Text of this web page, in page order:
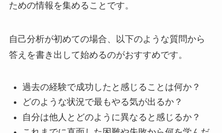
ための情報を集めることです。
自己分析が初めての場合、以下のような質問から
答えを書き出して始めるのがおすすめです。
過去の経験で成功したと感じることは何か？
どのような状況で最もやる気が出るか？
自分は他人とどのように異なると感じるか？